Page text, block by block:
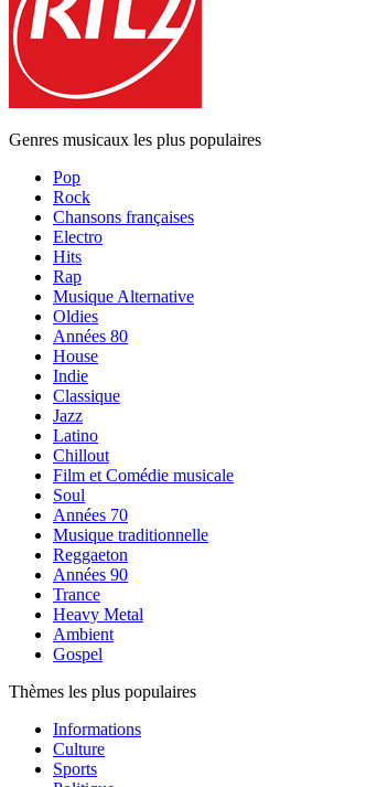
Genres musicaux les plus populaires
Pop
Rock
Chansons françaises
Electro
Hits
Rap
Musique Alternative
Oldies
Années 80
House
Indie
Classique
Jazz
Latino
Chillout
Film et Comédie musicale
Soul
Années 70
Musique traditionnelle
Reggaeton
Années 90
Trance
Heavy Metal
Ambient
Gospel
Thèmes les plus populaires
Informations
Culture
Sports